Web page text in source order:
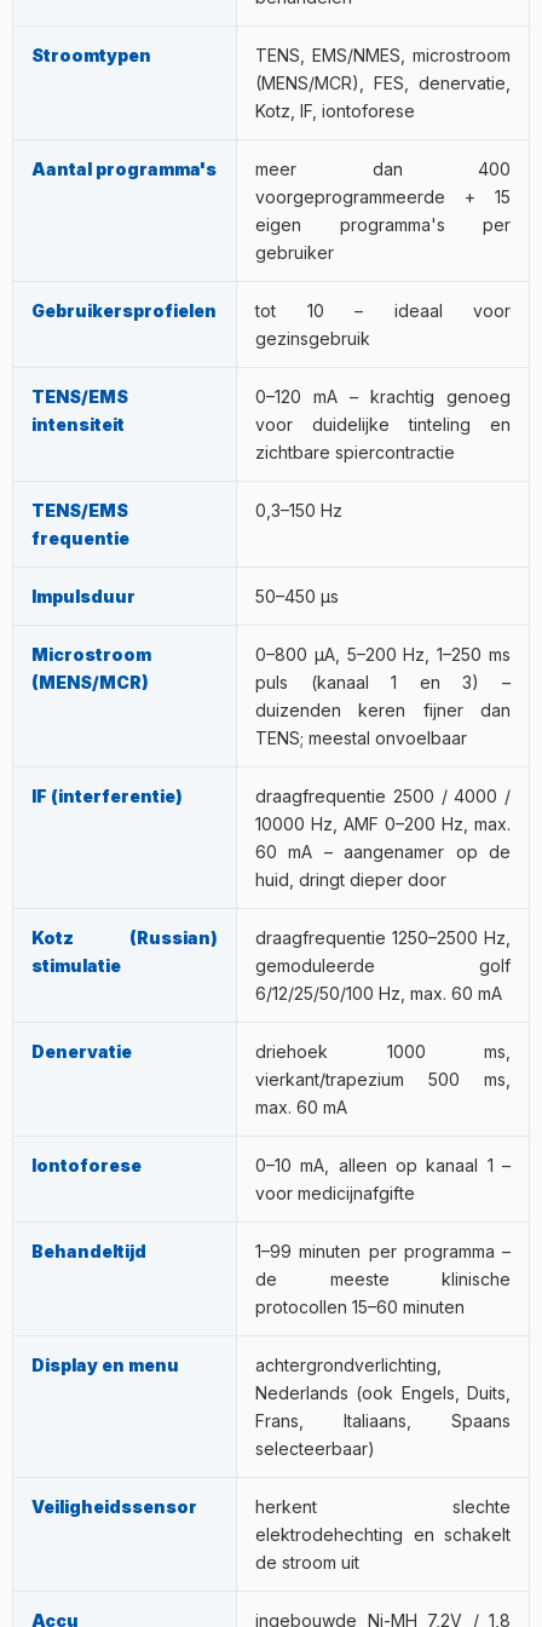
Stroomtypen
TENS, EMS/NMES, microstroom
(MENS/MCR), FES, denervatie,
Kotz, IF, iontoforese
Aantal programma's
meer dan 400
voorgeprogrammeerde + 15
eigen programma's per
gebruiker
Gebruikersprofielen
tot 10 – ideaal voor
gezinsgebruik
TENS/EMS
intensiteit
0–120 mA – krachtig genoeg
voor duidelijke tinteling en
zichtbare spiercontractie
TENS/EMS
frequentie
0,3–150 Hz
Impulsduur 50–450 μs
Microstroom
(MENS/MCR)
0–800 µA, 5–200 Hz, 1–250 ms
puls (kanaal 1 en 3) –
duizenden keren fijner dan
TENS; meestal onvoelbaar
IF (interferentie)
draagfrequentie 2500 / 4000 /
10000 Hz, AMF 0–200 Hz, max.
60 mA – aangenamer op de
huid, dringt dieper door
Kotz (Russian)
stimulatie
draagfrequentie 1250–2500 Hz,
gemoduleerde golf
6/12/25/50/100 Hz, max. 60 mA
Denervatie
driehoek 1000 ms,
vierkant/trapezium 500 ms,
max. 60 mA
Iontoforese
0–10 mA, alleen op kanaal 1 –
voor medicijnafgifte
Behandeltijd
1–99 minuten per programma –
de meeste klinische
protocollen 15–60 minuten
Display en menu
achtergrondverlichting,
Nederlands (ook Engels, Duits,
Frans, Italiaans, Spaans
selecteerbaar)
Veiligheidssensor
herkent slechte
elektrodehechting en schakelt
de stroom uit
Accu ingebouwde Ni-MH 7,2V / 1,8